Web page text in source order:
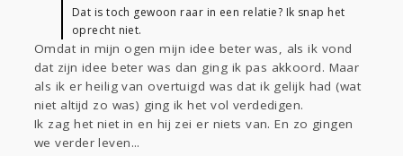
Dat is toch gewoon raar in een relatie? Ik snap het
oprecht niet.
Omdat in mijn ogen mijn idee beter was, als ik vond
dat zijn idee beter was dan ging ik pas akkoord. Maar
als ik er heilig van overtuigd was dat ik gelijk had (wat
niet altijd zo was) ging ik het vol verdedigen.
Ik zag het niet in en hij zei er niets van. En zo gingen
we verder leven...